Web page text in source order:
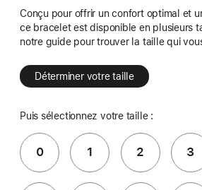
Conçu pour offrir un confort optimal et
ce bracelet est disponible en plusieurs
notre guide pour trouver la taille qui
Déterminer votre taille
Puis sélectionnez votre taille :
0 1 2 3